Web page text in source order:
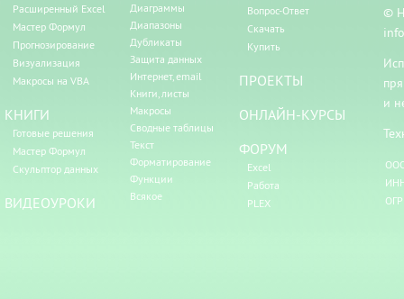
Расширенный Excel
Мастер Формул
Прогнозирование
Визуализация
Макросы на VBA
КНИГИ
Готовые решения
Мастер Формул
Скульптор данных
ВИДЕОУРОКИ
Диаграммы
Диапазоны
Дубликаты
Защита данных
Интернет, email
Книги, листы
Макросы
Сводные таблицы
Текст
Форматирование
Функции
Всякое
Вопрос-Ответ
Скачать
Купить
ПРОЕКТЫ
ОНЛАЙН-КУРСЫ
ФОРУМ
Excel
Работа
PLEX
©
и